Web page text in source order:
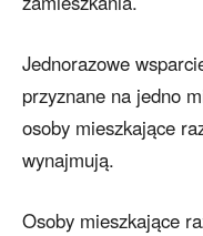
Jednorazowe
przyznane na jedno
osoby mieszkające
wynajmują.
Osoby mieszkające